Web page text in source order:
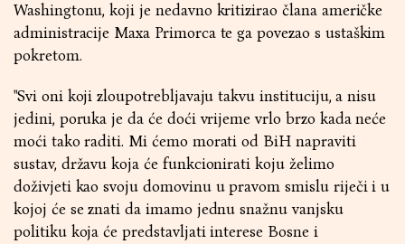
Washingtonu, koji je nedavno kritizirao člana američke
administracije Maxa Primorca te ga povezao s ustaškim
pokretom.
"Svi oni koji zloupotrebljavaju takvu instituciju, a nisu
jedini, poruka je da će doći vrijeme vrlo brzo kada neće
moći tako raditi. Mi ćemo morati od BiH napraviti
sustav, državu koja će funkcionirati koju želimo
doživjeti kao svoju domovinu u pravom smislu riječi i u
kojoj će se znati da imamo jednu snažnu vanjsku
politiku koja će predstavljati interese Bosne i